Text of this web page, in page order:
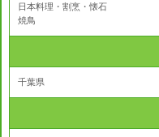
日本料理・割烹・懐石
焼鳥
千葉県